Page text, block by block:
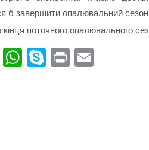
б завершити опалювальний
поточного опалювального
Vi
W
S
Pr